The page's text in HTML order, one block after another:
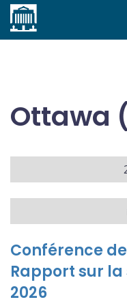
Accueil
Ottawa
Conférence
Rapport sur
2026